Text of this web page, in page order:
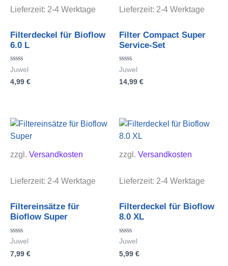
Lieferzeit: 2-4 Werktage
Filterdeckel für Bioflow
6.0 L
Bewertet
0
Juwel
4,99 €
Lieferzeit: 2-4 Werktage
Filter Compact Super
Service-Set
Bewertet
0
Juwel
14,99 €
zzgl. Versandkosten
Lieferzeit: 2-4 Werktage
Filtereinsätze für
Bioflow Super
Bewertet
0
Juwel
7,99 €
zzgl. Versandkosten
Lieferzeit: 2-4 Werktage
Filterdeckel für Bioflow
8.0 XL
Bewertet
0
Juwel
5,99 €